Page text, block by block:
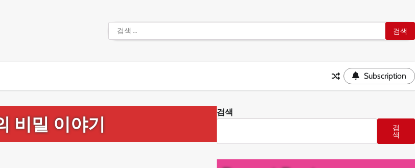
색:
Subscription
비밀 이야기
검색
검
색